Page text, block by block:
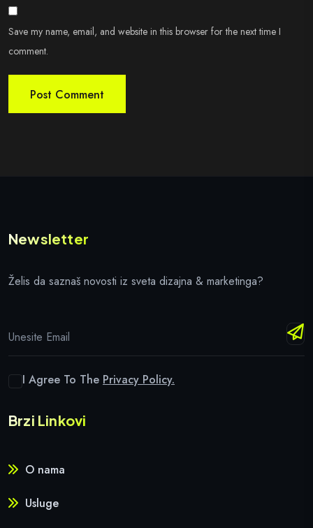
Save my name, email, and website in this browser for the next time I
comment.
Newsletter
Želis da saznaš novosti iz sveta dizajna & marketinga?
I Agree To The Privacy Policy.
Brzi Linkovi
O nama
Usluge